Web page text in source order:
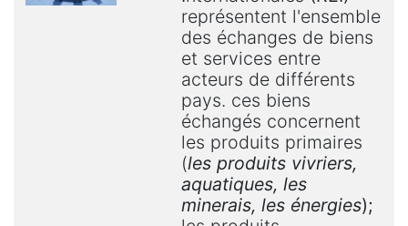
représentent l'ensemble
des échanges de biens
et services entre
acteurs de différents
pays. ces biens
échangés concernent
les produits primaires
(les produits vivriers,
aquatiques, les
minerais, les énergies);